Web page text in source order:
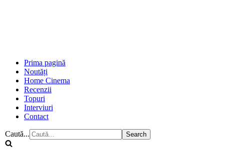
Prima pagină
Noutăți
Home Cinema
Recenzii
Topuri
Interviuri
Contact
Caută...